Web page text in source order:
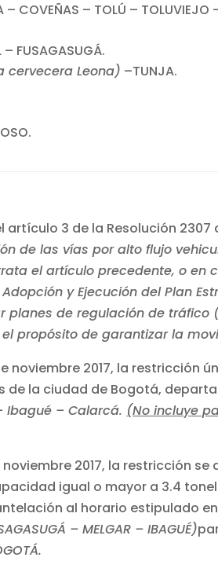
– COVEÑAS – TOLÚ – TOLUVIEJO
– FUSAGASUGÁ.
cervecera Leona) –TUNJA.
3 de la Resolución 2307
de las vías por alto flujo
el artículo precedente, o en
y Ejecución del Plan
planes de regulación de tráfico
propósito de garantizar la
noviembre 2017, la restricción
de la ciudad de Bogotá,
Ibagué – Calarcá. (No incluye
noviembre 2017, la restricción
igual o mayor a 3.4
al horario estipulado
– MELGAR – IBAGUÉ)